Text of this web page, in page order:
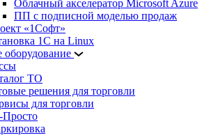
Облачный акселератор Microsoft Azure
ПП с подписной моделью продаж
«1Софт»
1С на Linux
оборудование
ТО
решения для торговли
для торговли
Просто